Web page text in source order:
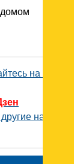
на наш
наши